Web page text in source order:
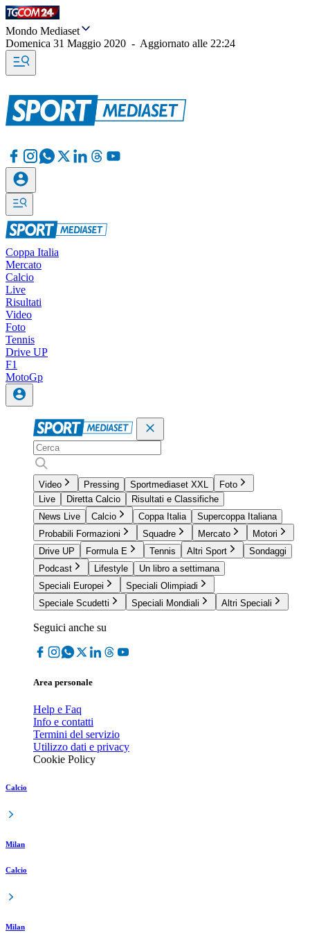
Mondo Mediaset
Domenica 31 Maggio 2020 - Aggiornato alle 22:24
Coppa Italia
Mercato
Calcio
Live
Risultati
Video
Foto
Tennis
Drive UP
F1
MotoGp
Video Pressing Sportmediaset XXL
Foto
Live
Diretta Calcio
Risultati e Classifiche
News Live
Calcio Coppa Italia
Supercoppa Italiana
Probabili Formazioni
Squadre Mercato
Motori
Drive UP
Formula E Tennis Altri Sport
Sondaggi
Podcast
Lifestyle
Un libro a settimana
Speciali Europei
Speciali Olimpiadi
Speciale Scudetti
Speciali Mondiali Altri Speciali
Seguici anche su
Area personale
Help e Faq
Info e contatti
Termini del servizio
Utilizzo dati e privacy
Cookie Policy
Calcio
Milan
Calcio
Milan